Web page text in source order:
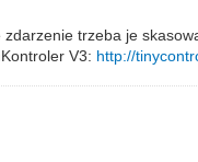
trzeba je
V3: http://